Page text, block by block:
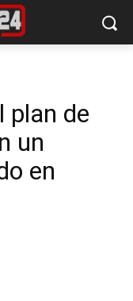
plan de
un
en